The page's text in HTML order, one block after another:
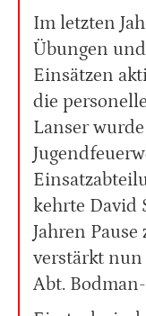
Im letzten
Übungen
Einsätzen
die
Lanser
kehrte David
Jahren
verstärkt nun
Abt.